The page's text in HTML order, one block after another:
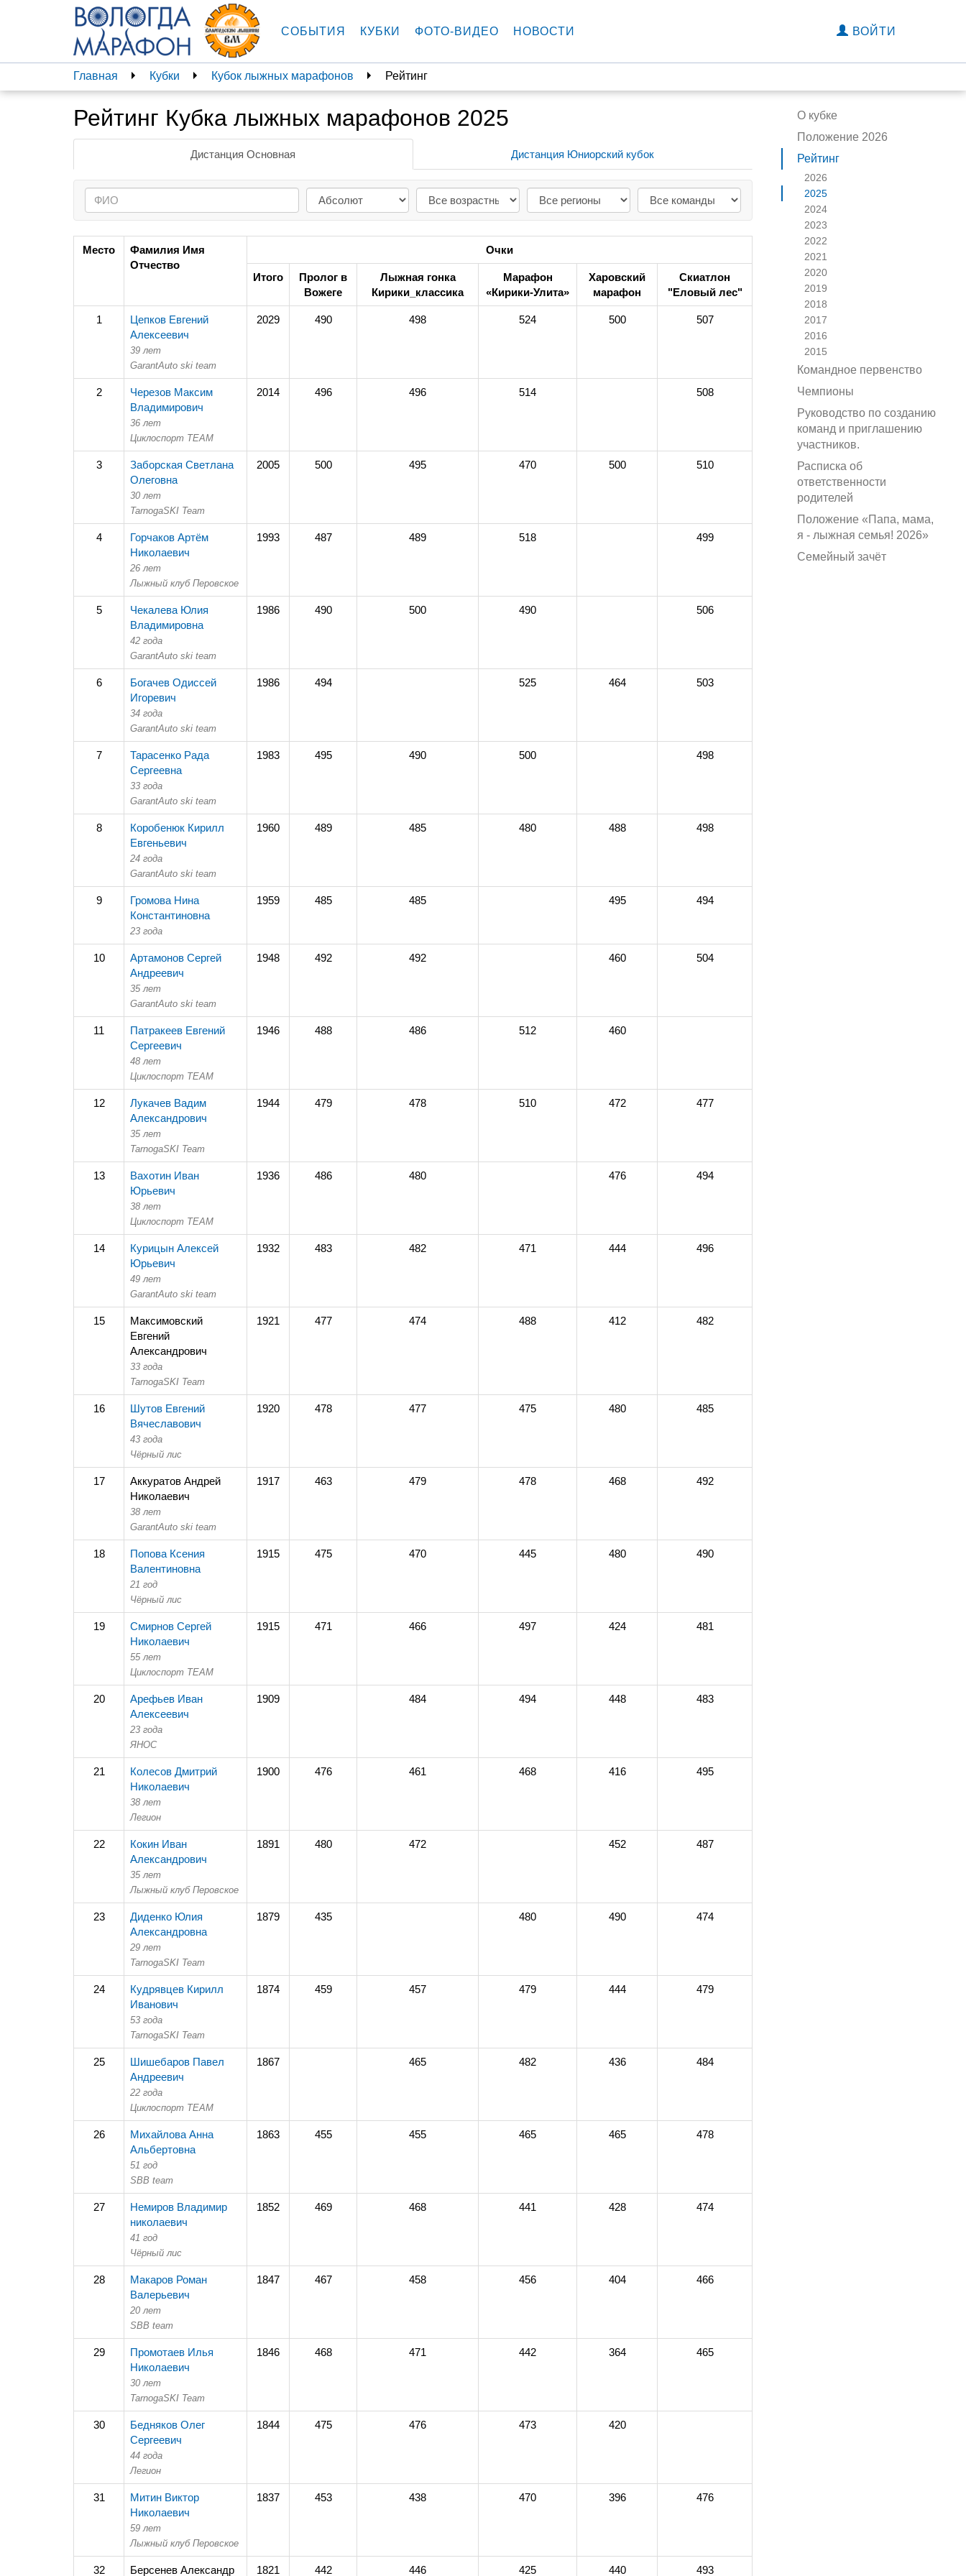
СОБЫТИЯ КУБКИ ФОТО-ВИДЕО НОВОСТИ ВОЙТИ
Главная Кубки Кубок лыжных марафонов Рейтинг
О кубке
Положение 2026
Рейтинг
2026
2025
2024
2023
2022
2021
2020
2019
2018
2017
2016
2015
Командное первенство
Чемпионы
Руководство по созданию
команд и приглашению
участников.
Расписка об
ответственности
родителей
Положение «Папа, мама,
я - лыжная семья! 2026»
Семейный зачёт
Рейтинг Кубка лыжных марафонов 2025
Дистанция Основная Дистанция Юниорский кубок
Место
Фамилия Имя
Отчество
Очки
Итого
Пролог в
Вожеге
Лыжная гонка
Кирики_классика
Марафон
«Кирики-Улита»
Харовский
марафон
Скиатлон
"Еловый лес"
1
Цепков Евгений
Алексеевич
39 лет
GarantAuto ski team
2029 490 498 524 500 507
2
Черезов Максим
Владимирович
36 лет
Циклоспорт TEAM
2014 496 496 514 508
3
Заборская Светлана
Олеговна
30 лет
TarnogaSKI Team
2005 500 495 470 500 510
4
Горчаков Артём
Николаевич
26 лет
Лыжный клуб Перовское
1993 487 489 518 499
5
Чекалева Юлия
Владимировна
42 года
GarantAuto ski team
1986 490 500 490 506
6
Богачев Одиссей
Игоревич
34 года
GarantAuto ski team
1986 494 525 464 503
7
Тарасенко Рада
Сергеевна
33 года
GarantAuto ski team
1983 495 490 500 498
8
Коробенюк Кирилл
Евгеньевич
24 года
GarantAuto ski team
1960 489 485 480 488 498
9
Громова Нина
Константиновна
23 года
1959 485 485 495 494
10
Артамонов Сергей
Андреевич
35 лет
GarantAuto ski team
1948 492 492 460 504
11
Патракеев Евгений
Сергеевич
48 лет
Циклоспорт TEAM
1946 488 486 512 460
12
Лукачев Вадим
Александрович
35 лет
TarnogaSKI Team
1944 479 478 510 472 477
13
Вахотин Иван
Юрьевич
38 лет
Циклоспорт TEAM
1936 486 480 476 494
14
Курицын Алексей
Юрьевич
49 лет
GarantAuto ski team
1932 483 482 471 444 496
15
Максимовский
Евгений
Александрович
33 года
TarnogaSKI Team
1921 477 474 488 412 482
16
Шутов Евгений
Вячеславович
43 года
Чёрный лис
1920 478 477 475 480 485
17
Аккуратов Андрей
Николаевич
38 лет
GarantAuto ski team
1917 463 479 478 468 492
18
Попова Ксения
Валентиновна
21 год
Чёрный лис
1915 475 470 445 480 490
19
Смирнов Сергей
Николаевич
55 лет
Циклоспорт TEAM
1915 471 466 497 424 481
20
Арефьев Иван
Алексеевич
23 года
ЯНОС
1909 484 494 448 483
21
Колесов Дмитрий
Николаевич
38 лет
Легион
1900 476 461 468 416 495
22
Кокин Иван
Александрович
35 лет
Лыжный клуб Перовское
1891 480 472 452 487
23
Диденко Юлия
Александровна
29 лет
TarnogaSKI Team
1879 435 480 490 474
24
Кудрявцев Кирилл
Иванович
53 года
TarnogaSKI Team
1874 459 457 479 444 479
25
Шишебаров Павел
Андреевич
22 года
Циклоспорт TEAM
1867 465 482 436 484
26
Михайлова Анна
Альбертовна
51 год
SBB team
1863 455 455 465 465 478
27
Немиров Владимир
николаевич
41 год
Чёрный лис
1852 469 468 441 428 474
28
Макаров Роман
Валерьевич
20 лет
SBB team
1847 467 458 456 404 466
29
Промотаев Илья
Николаевич
30 лет
TarnogaSKI Team
1846 468 471 442 364 465
30
Бедняков Олег
Сергеевич
44 года
Легион
1844 475 476 473 420
31
Митин Виктор
Николаевич
59 лет
Лыжный клуб Перовское
1837 453 438 470 396 476
32 Берсенев Александр 1821 442 446 425 440 493